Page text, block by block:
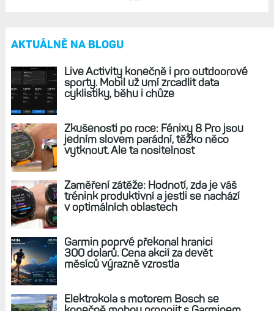
REKLAMA
AKTUÁLNĚ NA BLOGU
sporty. Mobil už umí zrcadlit data
cyklistiky, běhu i chůze
jedním slovem parádní, těžko něco
vytknout. Ale ta nositelnost